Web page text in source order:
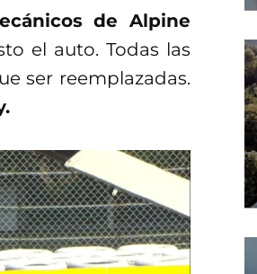
de Alpine
el auto. Todas las
ser reemplazadas.